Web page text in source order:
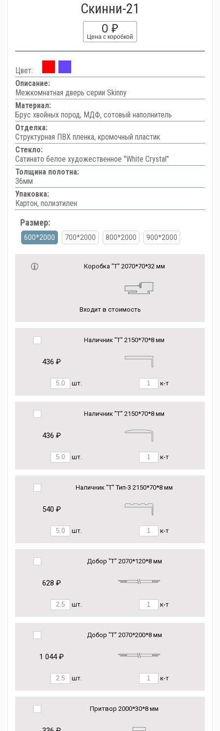
Скинни-21
0 ₽
Цена с коробкой
Цвет:
Описание:
Межкомнатная дверь серии Skinny
Материал:
Брус хвойных пород, МДФ, сотовый наполнитель
Отделка:
Структурная ПВХ пленка, кромочный пластик
Стекло:
Сатинато белое художественное "White Сrystal"
Толщина полотна:
36мм
Упаковка:
Картон, полиэтилен
Размер:
600*2000 700*2000 800*2000 900*2000
Коробка "Т" 2070*70*32 мм
Входит в стоимость
Наличник "Т" 2150*70*8 мм
436 ₽
шт. к-т
Наличник "Т" 2150*70*8 мм
436 ₽
шт. к-т
Наличник "Т" Тип-3 2150*70*8 мм
540 ₽
шт. к-т
Добор "Т" 2070*120*8 мм
628 ₽
шт. к-т
Добор "Т" 2070*200*8 мм
1 044 ₽
шт. к-т
Притвор 2000*30*8 мм